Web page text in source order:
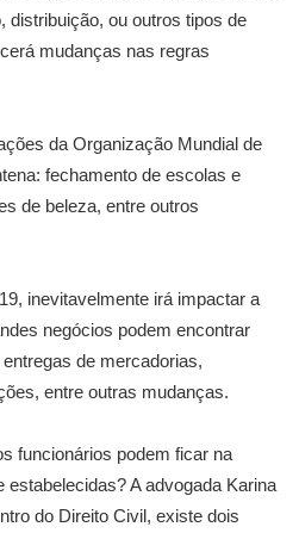
distribuição, ou outros tipos de
mudanças nas regras
da Organização Mundial de
fechamento de escolas e
de beleza, entre outros
inevitavelmente irá impactar a
negócios podem encontrar
de mercadorias,
entre outras mudanças.
funcionários podem ficar na
A advogada Karina
do Direito Civil, existe dois